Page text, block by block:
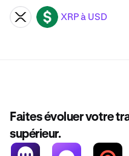
XRP USD XRP à USD
Faites évoluer votre
supérieur.